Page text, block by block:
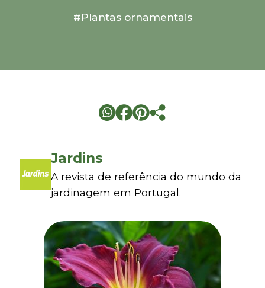
#Plantas ornamentais
Jardins
A revista de referência do mundo da
jardinagem em Portugal.